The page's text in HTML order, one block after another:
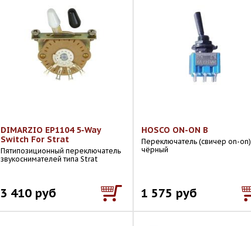
DIMARZIO EP1104 5-Way
Switch For Strat
Пятипозиционный переключатель
звукоснимателей типа Strat
3 410 руб
HOSCO ON-ON B
Переключатель (свичер on-on)
чёрный
1 575 руб